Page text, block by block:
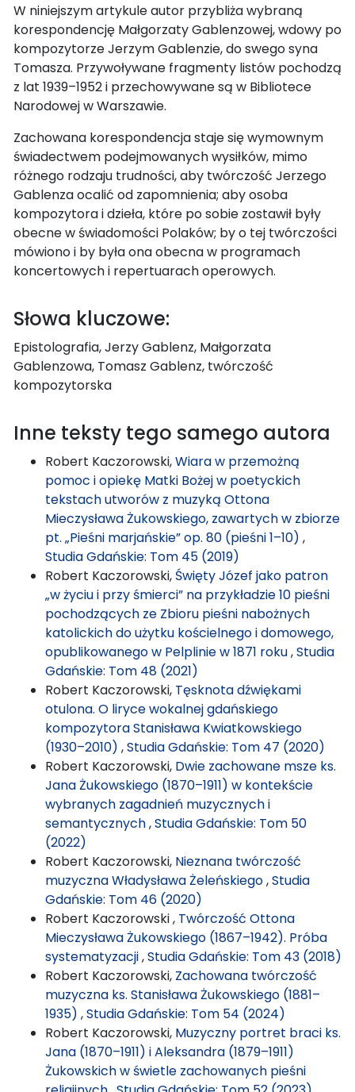
W niniejszym artykule autor przybliża wybraną
korespondencję Małgorzaty Gablenzowej, wdowy po
kompozytorze Jerzym Gablenzie, do swego syna
Tomasza. Przywoływane fragmenty listów pochodzą
z lat 1939–1952 i przechowywane są w Bibliotece
Narodowej w Warszawie.
Zachowana korespondencja staje się wymownym
świadectwem podejmowanych wysiłków, mimo
różnego rodzaju trudności, aby twórczość Jerzego
Gablenza ocalić od zapomnienia; aby osoba
kompozytora i dzieła, które po sobie zostawił były
obecne w świadomości Polaków; by o tej twórczości
mówiono i by była ona obecna w programach
koncertowych i repertuarach operowych.
Słowa kluczowe:
Epistolografia, Jerzy Gablenz, Małgorzata
Gablenzowa, Tomasz Gablenz, twórczość
kompozytorska
Inne teksty tego samego autora
Robert Kaczorowski,Wiara w przemożną
pomoc i opiekę Matki Bożej w poetyckich
tekstach utworów z muzyką Ottona
Mieczysława Żukowskiego, zawartych w zbiorze
pt. „Pieśni marjańskie” op. 80 (pieśni 1–10) ,
Studia Gdańskie: Tom 45 (2019)
Robert Kaczorowski, Święty Józef jako patron
„w życiu i przy śmierci” na przykładzie 10 pieśni
pochodzących ze Zbioru pieśni nabożnych
katolickich do użytku kościelnego i domowego,
opublikowanego w Pelplinie w 1871 roku,Studia
Gdańskie: Tom 48 (2021)
Robert Kaczorowski, Tęsknota dźwiękami
otulona. O liryce wokalnej gdańskiego
kompozytora Stanisława Kwiatkowskiego
(1930–2010) ,Studia Gdańskie: Tom 47 (2020)
Robert Kaczorowski, Dwie zachowane msze ks.
Jana Żukowskiego (1870–1911) w kontekście
wybranych zagadnień muzycznych i
semantycznych,Studia Gdańskie: Tom 50
(2022)
Robert Kaczorowski, Nieznana twórczość
muzyczna Władysława Żeleńskiego,Studia
Gdańskie: Tom 46 (2020)
Robert Kaczorowski , Twórczość Ottona
Mieczysława Żukowskiego (1867–1942). Próba
systematyzacji,Studia Gdańskie: Tom 43 (2018)
Robert Kaczorowski, Zachowana twórczość
muzyczna ks. Stanisława Żukowskiego (1881–
1935) ,Studia Gdańskie: Tom 54 (2024)
Robert Kaczorowski, Muzyczny portret braci ks.
Jana (1870–1911) i Aleksandra (1879–1911)
Żukowskich w świetle zachowanych pieśni